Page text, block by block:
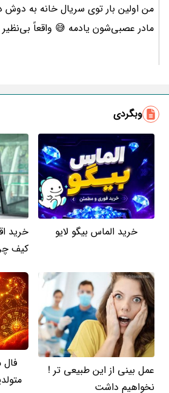
من اولین بار توی سریال خانه به
مادر عصبی‌شون یادمه 😅 واقعاً
وبگردی
خرید الماس بیگو لایو
خرید
کیف
عمل بینی از این طبیعی تر !
نخواهیم داشت